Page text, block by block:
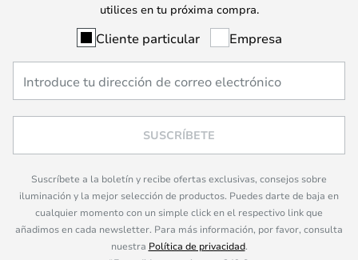
utilices en tu próxima compra.
Cliente particular Empresa
SUSCRÍBETE
Suscríbete a la boletín y recibe ofertas exclusivas, consejos sobre
iluminación y la mejor selección de productos. Puedes darte de baja en
cualquier momento con un simple click en el respectivo link que
añadimos en cada newsletter. Para más información, por favor, consulta
nuestra Política de privacidad.